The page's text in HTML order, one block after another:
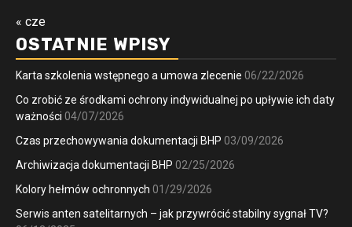
« cze
OSTATNIE WPISY
Karta szkolenia wstępnego a umowa zlecenie 06/22/2026
Co zrobić ze środkami ochrony indywidualnej po upływie ich daty
ważności 04/07/2026
Czas przechowywania dokumentacji BHP 03/09/2026
Archiwizacja dokumentacji BHP 02/25/2026
Kolory hełmów ochronnych 01/29/2026
Serwis anten satelitarnych – jak przywrócić stabilny sygnał TV?